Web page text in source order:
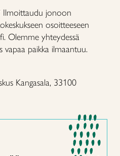
Ilmoittaudu jonoon
osoitteeseen
Olemme yhteydessä
paikka ilmaantuu.
Kangasala, 33100